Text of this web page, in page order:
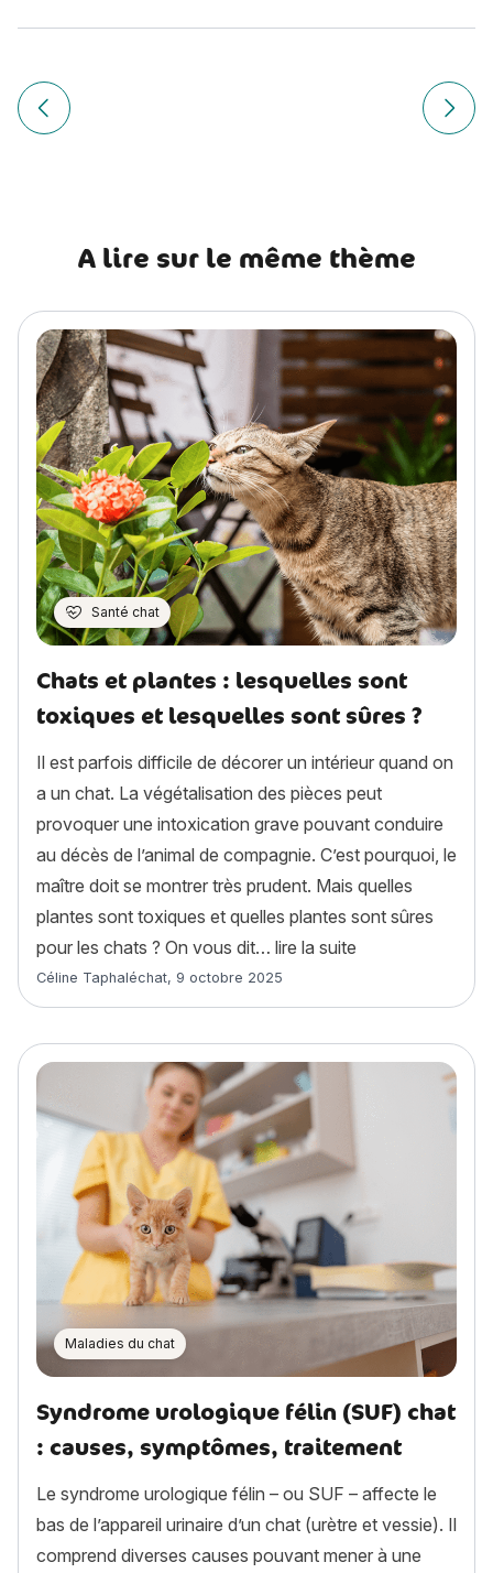
Navigation
de
Article précédent Chausie : histoire, caractère, Article
A lire sur le même thème
Santé chat
Chats et plantes : lesquelles sont
toxiques et lesquelles sont sûres ?
Il est parfois difficile de décorer un intérieur quand on
a un chat. La végétalisation des pièces peut
provoquer une intoxication grave pouvant conduire
au décès de l’animal de compagnie. C’est pourquoi, le
maître doit se montrer très prudent. Mais quelles
plantes sont toxiques et quelles plantes sont sûres
pour les chats ? On vous dit… lire la suite
Article rédigé par
Céline Taphaléchat, 9 octobre 2025
Maladies du chat
Syndrome urologique félin (SUF) chat
: causes, symptômes, traitement
Le syndrome urologique félin – ou SUF – affecte le
bas de l’appareil urinaire d’un chat (urètre et vessie). Il
comprend diverses causes pouvant mener à une